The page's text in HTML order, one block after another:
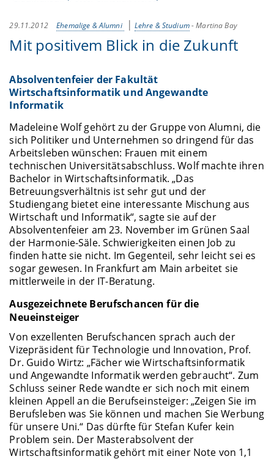
29.11.2012 Ehemalige & Alumni Lehre & Studium-Martina Bay
Mit positivem Blick in die Zukunft
Absolventenfeier der Fakultät
Wirtschaftsinformatik und Angewandte
Informatik
Madeleine Wolf gehört zu der Gruppe von Alumni, die
sich Politiker und Unternehmen so dringend für das
Arbeitsleben wünschen: Frauen mit einem
technischen Universitätsabschluss. Wolf machte ihren
Bachelor in Wirtschaftsinformatik. „Das
Betreuungsverhältnis ist sehr gut und der
Studiengang bietet eine interessante Mischung aus
Wirtschaft und Informatik“, sagte sie auf der
Absolventenfeier am 23. November im Grünen Saal
der Harmonie-Säle. Schwierigkeiten einen Job zu
finden hatte sie nicht. Im Gegenteil, sehr leicht sei es
sogar gewesen. In Frankfurt am Main arbeitet sie
mittlerweile in der IT-Beratung.
Ausgezeichnete Berufschancen für die
Neueinsteiger
Von exzellenten Berufschancen sprach auch der
Vizepräsident für Technologie und Innovation, Prof.
Dr. Guido Wirtz: „Fächer wie Wirtschaftsinformatik
und Angewandte Informatik werden gebraucht“. Zum
Schluss seiner Rede wandte er sich noch mit einem
kleinen Appell an die Berufseinsteiger: „Zeigen Sie im
Berufsleben was Sie können und machen Sie Werbung
für unsere Uni.“ Das dürfte für Stefan Kufer kein
Problem sein. Der Masterabsolvent der
Wirtschaftsinformatik gehört mit einer Note von 1,1